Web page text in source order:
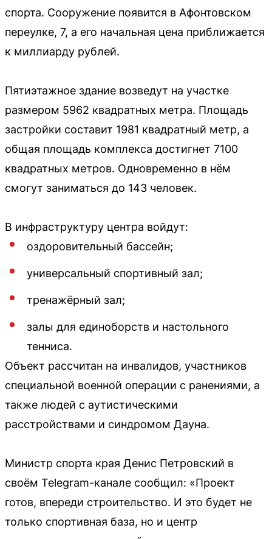
спорта. Сооружение появится в Афонтовском
переулке, 7, а его начальная цена приближается
к миллиарду рублей.
Пятиэтажное здание возведут на участке
размером 5962 квадратных метра. Площадь
застройки составит 1981 квадратный метр, а
общая площадь комплекса достигнет 7100
квадратных метров. Одновременно в нём
смогут заниматься до 143 человек.
В инфраструктуру центра войдут:
оздоровительный бассейн;
универсальный спортивный зал;
тренажёрный зал;
залы для единоборств и настольного
тенниса.
Объект рассчитан на инвалидов, участников
специальной военной операции с ранениями, а
также людей с аутистическими
расстройствами и синдромом Дауна.
Министр спорта края Денис Петровский в
своём Telegram-канале сообщил: «Проект
готов, впереди строительство. И это будет не
только спортивная база, но и центр